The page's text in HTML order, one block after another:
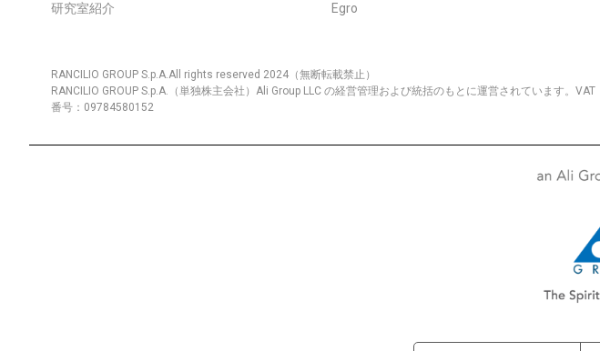
研究室紹介
Egro
RANCILIO GROUP S.p.A.All rights reserved 2024（無断転載禁止）
RANCILIO GROUP S.p.A.（単独株主会社）Ali Group LLC の経営管理および統括のもとに運営されています。VAT
番号：09784580152